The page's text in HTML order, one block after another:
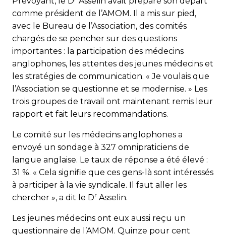
comme président de l’AMOM. Il a mis sur pied,
avec le Bureau de l’Association, des comités
chargés de se pencher sur des questions
importantes : la participation des médecins
anglophones, les attentes des jeunes médecins et
les stratégies de communication. « Je voulais que
l’Association se questionne et se modernise. » Les
trois groupes de travail ont maintenant remis leur
rapport et fait leurs recommandations.
Le comité sur les médecins anglo­­pho­nes a
envoyé un sondage à 327 om­ni­praticiens de
langue anglaise. Le taux de réponse a été élevé :
31 %. « Cela signifie que ces gens-là sont intéressés
à participer à la vie syndicale. Il faut aller les
chercher », a dit le Dr Asselin.
Les jeunes médecins ont eux aussi reçu un
questionnaire de l’AMOM. Quinze pour cent